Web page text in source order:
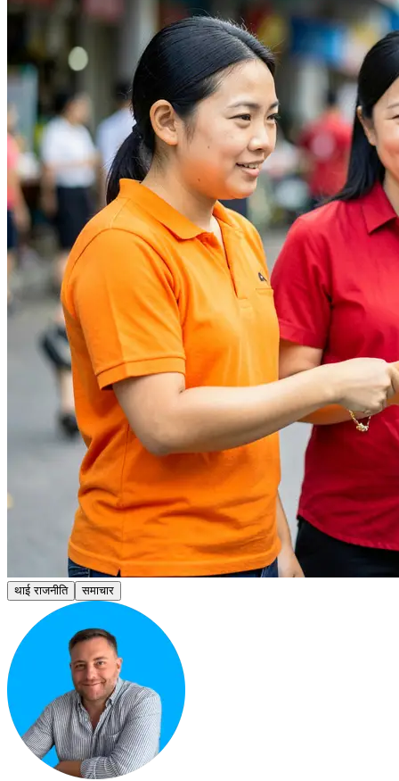
थाई राजनीति समाचार